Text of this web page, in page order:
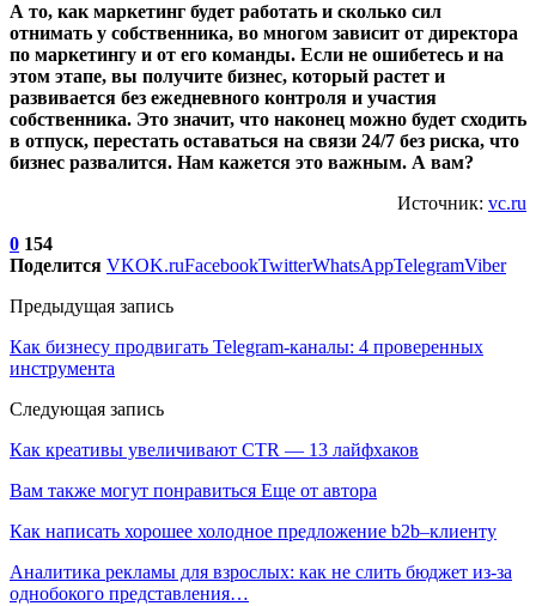
А то, как маркетинг будет работать и сколько сил
отнимать у собственника, во многом зависит от директора
по маркетингу и от его команды. Если не ошибетесь и на
этом этапе, вы получите бизнес, который растет и
развивается без ежедневного контроля и участия
собственника. Это значит, что наконец можно будет сходить
в отпуск, перестать оставаться на связи 24/7 без риска, что
бизнес развалится. Нам кажется это важным. А вам?
Источник: vc.ru
0 154
Поделится VKOK.ruFacebookTwitterWhatsAppTelegramViber
Предыдущая запись
Как бизнесу продвигать Telegram-каналы: 4 проверенных
инструмента
Следующая запись
Как креативы увеличивают CTR — 13 лайфхаков
Вам также могут понравиться Еще от автора
Как написать хорошее холодное предложение b2b–клиенту
Аналитика рекламы для взрослых: как не слить бюджет из-за
однобокого представления…